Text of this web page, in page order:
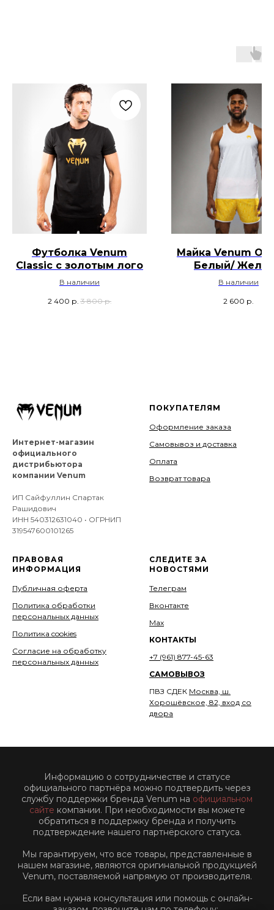
Футболка Venum
Classic с золотым лого
В наличии
2 400 р. 3 800 р.
Майка Venum
Белый/
В наличии
2 600 р.
Интернет-магазин
официального
дистрибьютора
компании Venum
ИП Сайфуллин Спартак
Рашидович
ИНН 540312631040 • ОГРНИП
319547600101265
ПОКУПАТЕЛЯМ
Оформление заказа
Самовывоз и доставка
Оплата
Возврат товара
ПРАВОВАЯ
ИНФОРМАЦИЯ
Публичная оферта
Политика обработки
персональных данных
Политика cookies
Согласие на обработку
персональных данных
СЛЕДИТЕ ЗА
НОВОСТЯМИ
Телеграм
Вконтакте
Мах
КОНТАКТЫ
+7 (961) 877-45-63
САМОВЫВОЗ
ПВЗ СДЕК Москва, ш.
Хорошёвское, 82, вход со
двора
Информацию о сотрудничестве и статусе
официального партнёра можно подтвердить через
службу поддержки бренда Venum на официальном
сайте компании. При необходимости вы можете
обратиться в поддержку бренда и получить
подтверждение нашего партнёрского статуса.
Мы гарантируем, что все товары, представленные в
нашем магазине, являются оригинальной продукцией
Venum, поставляемой напрямую от производителя.
Если вам нужна консультация или помощь с онлайн-